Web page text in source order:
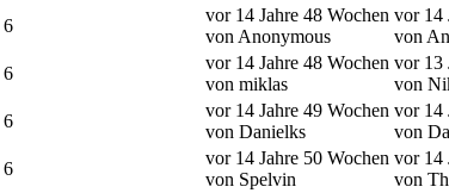
6
vor 14 Jahre 48 Wochen
von Anonymous
vor 14
von
6
vor 14 Jahre 48 Wochen
von miklas
vor 13
von
6
vor 14 Jahre 49 Wochen
von Danielks
vor 14
von
6
vor 14 Jahre 50 Wochen
von Spelvin
vor 14
von